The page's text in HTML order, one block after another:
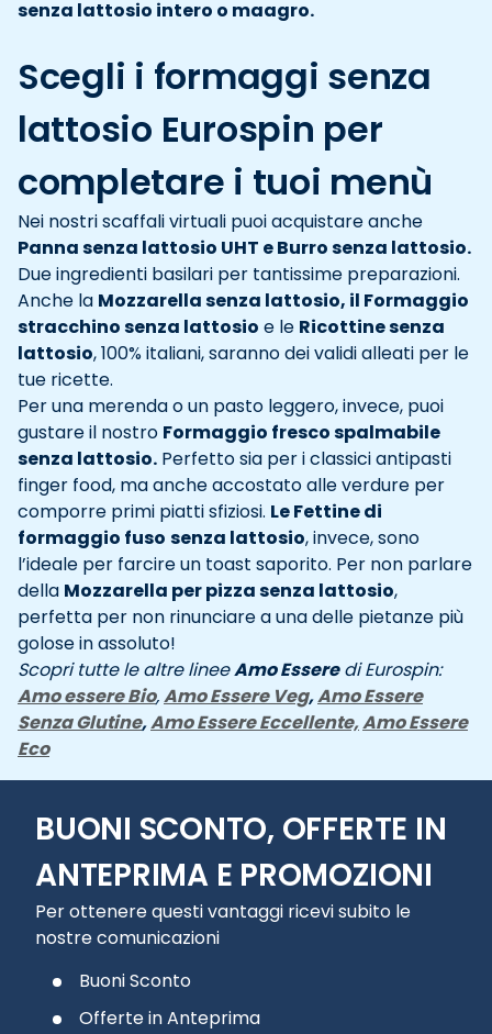
senza lattosio intero o maagro.
Scegli i formaggi senza
lattosio Eurospin per
completare i tuoi menù
Nei nostri scaffali virtuali puoi acquistare anche
Panna senza lattosio UHT e Burro senza lattosio.
Due ingredienti basilari per tantissime preparazioni.
Anche la Mozzarella senza lattosio, il Formaggio
stracchino senza lattosio e le Ricottine senza
lattosio, 100% italiani, saranno dei validi alleati per le
tue ricette.
Per una merenda o un pasto leggero, invece, puoi
gustare il nostro Formaggio fresco spalmabile
senza lattosio. Perfetto sia per i classici antipasti
finger food, ma anche accostato alle verdure per
comporre primi piatti sfiziosi. Le Fettine di
formaggio fuso senza lattosio, invece, sono
l’ideale per farcire un toast saporito. Per non parlare
della Mozzarella per pizza senza lattosio,
perfetta per non rinunciare a una delle pietanze più
golose in assoluto!
Scopri tutte le altre lineeAmo Esseredi Eurospin:
Amo essere Bio,Amo Essere Veg,Amo Essere
Senza Glutine,Amo Essere Eccellente,Amo Essere
Eco
BUONI SCONTO, OFFERTE IN
ANTEPRIMA E PROMOZIONI
Per ottenere questi vantaggi ricevi subito le
nostre comunicazioni
Buoni Sconto
Offerte in Anteprima